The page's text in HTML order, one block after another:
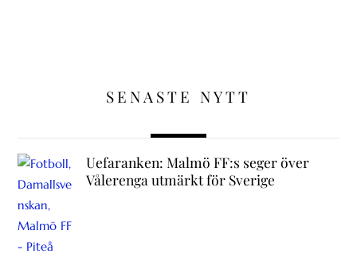
SENASTE NYTT
Uefaranken: Malmö FF:s seger över
Vålerenga utmärkt för Sverige